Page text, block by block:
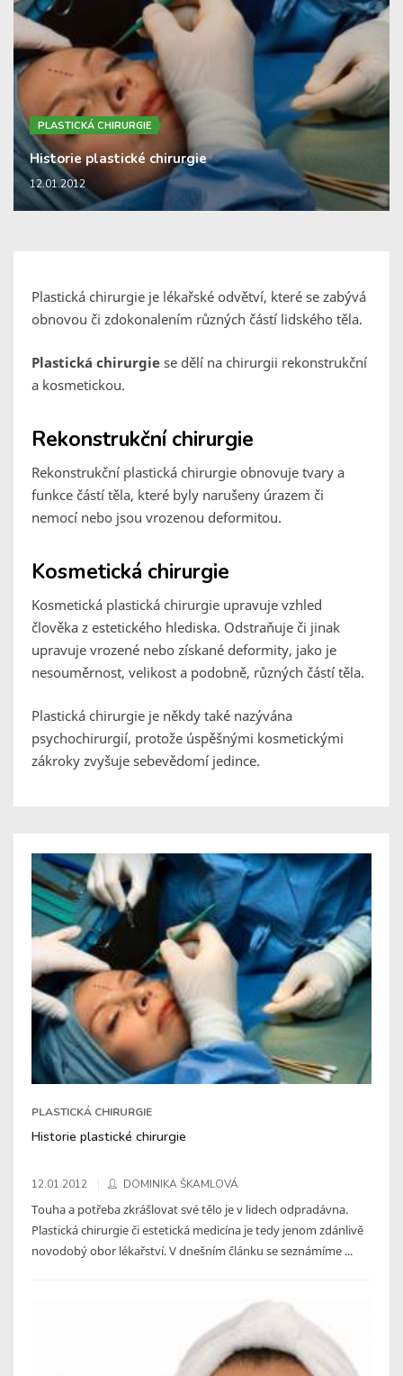
PLASTICKÁ CHIRURGIE
Historie plastické chirurgie
12.01.2012
Plastická chirurgie je lékařské odvětví, které se zabývá
obnovou či zdokonalením různých částí lidského těla.
Plastická chirurgie se dělí na chirurgii rekonstrukční
a kosmetickou.
Rekonstrukční chirurgie
Rekonstrukční plastická chirurgie obnovuje tvary a
funkce částí těla, které byly narušeny úrazem či
nemocí nebo jsou vrozenou deformitou.
Kosmetická chirurgie
Kosmetická plastická chirurgie upravuje vzhled
člověka z estetického hlediska. Odstraňuje či jinak
upravuje vrozené nebo získané deformity, jako je
nesouměrnost, velikost a podobně, různých částí těla.
Plastická chirurgie je někdy také nazývána
psychochirurgií, protože úspěšnými kosmetickými
zákroky zvyšuje sebevědomí jedince.
PLASTICKÁ CHIRURGIE
Historie plastické chirurgie
12.01.2012 DOMINIKA ŠKAMLOVÁ
Touha a potřeba zkrášlovat své tělo je v lidech odpradávna.
Plastická chirurgie či estetická medicína je tedy jenom zdánlivě
novodobý obor lékařství. V dnešním článku se seznámíme ...